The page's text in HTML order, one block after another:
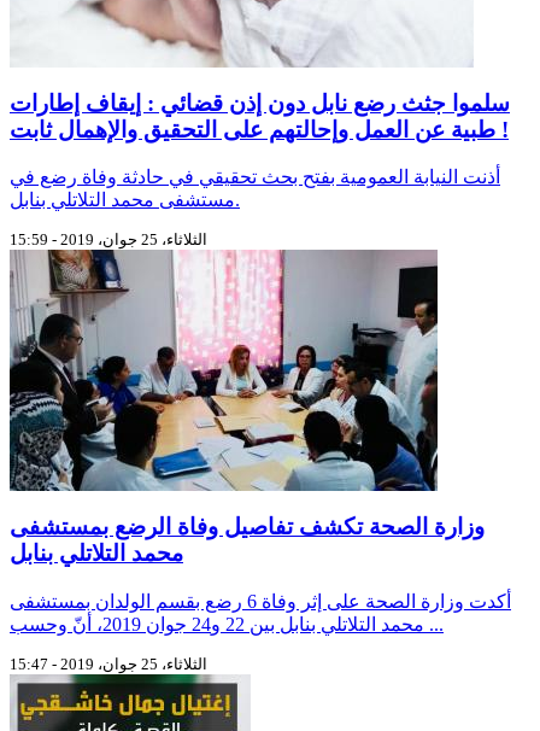
سلموا جثث رضع نابل دون إذن قضائي : إيقاف إطارات
طبية عن العمل وإحالتهم على التحقيق والإهمال ثابت !
أذنت النيابة العمومية بفتح بحث تحقيقي في حادثة وفاة رضع في
مستشفى محمد التلاتلي بنابل.
الثلاثاء، 25 جوان، 2019 - 15:59
وزارة الصحة تكشف تفاصيل وفاة الرضع بمستشفى
محمد التلاتلي بنابل
أكدت وزارة الصحة على إثر وفاة 6 رضع بقسم الولدان بمستشفى
محمد التلاتلي بنابل بين 22 و24 جوان 2019، أنّ وحسب ...
الثلاثاء، 25 جوان، 2019 - 15:47